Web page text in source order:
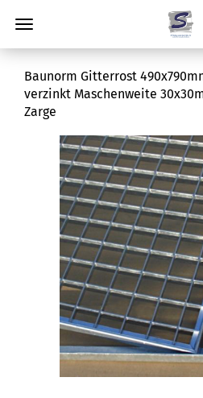
Baunorm Gitterrost
verzinkt Maschenweite
Zarge